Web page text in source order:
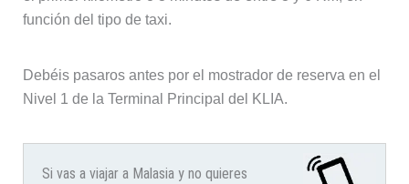
función del tipo de taxi.
Debéis pasaros antes por el mostrador de reserva en el
Nivel 1 de la Terminal Principal del KLIA.
Si vas a viajar a Malasia y no quieres